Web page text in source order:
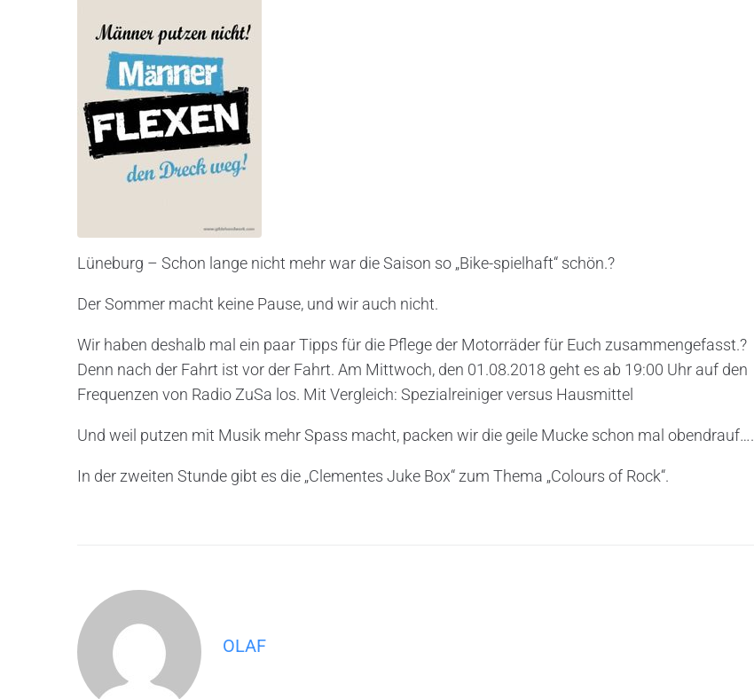
Lüneburg – Schon lange nicht mehr war die Saison so „Bike-spielhaft“ schön.?
Der Sommer macht keine Pause, und wir auch nicht.
Wir haben deshalb mal ein paar Tipps für die Pflege der Motorräder für Euch zusammengefasst.?
Denn nach der Fahrt ist vor der Fahrt. Am Mittwoch, den 01.08.2018 geht es ab 19:00 Uhr auf den
Frequenzen von Radio ZuSa los. Mit Vergleich: Spezialreiniger versus Hausmittel
Und weil putzen mit Musik mehr Spass macht, packen wir die geile Mucke schon mal obendrauf….
In der zweiten Stunde gibt es die „Clementes Juke Box“ zum Thema „Colours of Rock“.
OLAF